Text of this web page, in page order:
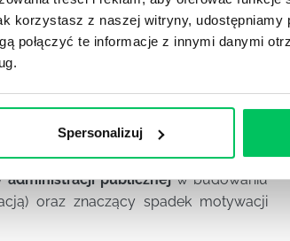
korzystasz z naszej witryny, udostępniamy
połączyć te informacje z innymi danymi
Spersonalizuj
aspekt. W obliczu błyskawicznego
niezadowolonych klientów.
pozytywną informacją z 3-4 osobami,
opowie o tym fakcie 10 osobom, z
informację) następnym 3-4, ulega
jakości obsługi klienta w dzisiejszych
administracji publicznejw budowaniu
oraz znaczący spadek motywacji